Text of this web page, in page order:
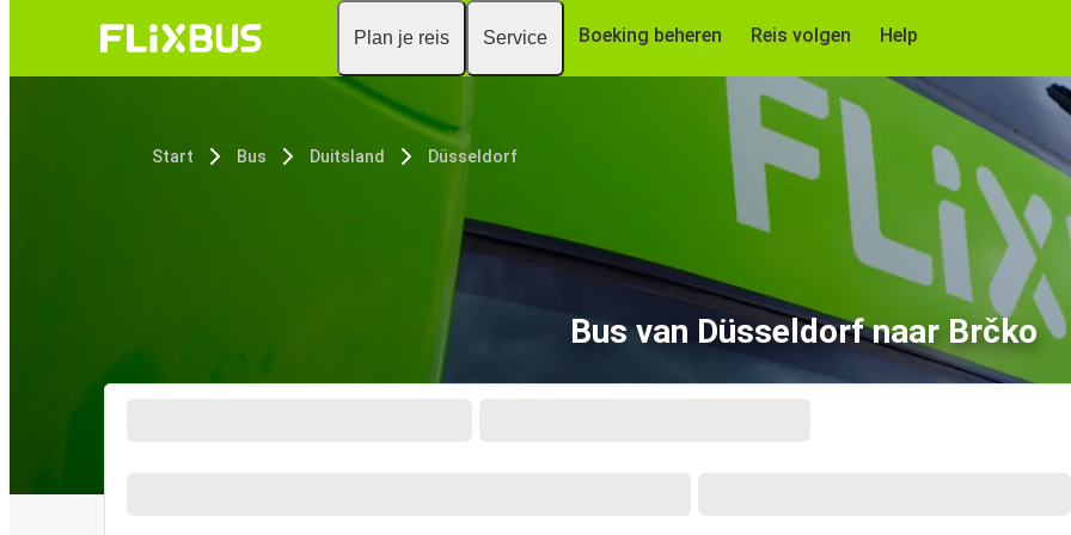
Plan je reis Service Boeking beheren Reis volgen Help
Start Bus Duitsland Düsseldorf
Bus van Düsseldorf naar Brčko